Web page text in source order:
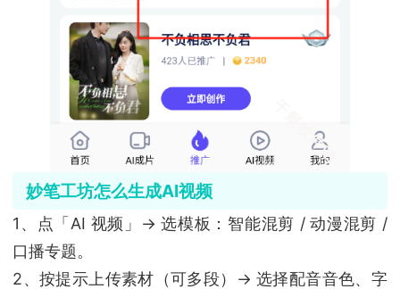
妙笔工坊怎么生成AI视频
1、点「AI 视频」→ 选模板：智能混剪 / 动漫混剪 /
口播专题。
2、按提示上传素材（可多段）→ 选择配音音色、字